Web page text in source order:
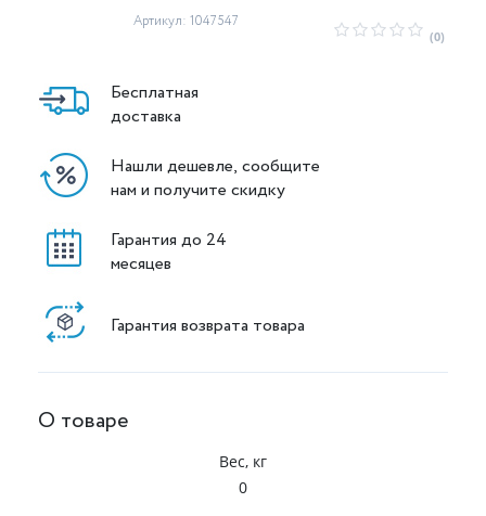
Артикул: 1047547
(0)
Бесплатная
доставка
Нашли дешевле, сообщите
нам и получите скидку
Гарантия до 24
месяцев
Гарантия возврата товара
О товаре
Вес, кг
0